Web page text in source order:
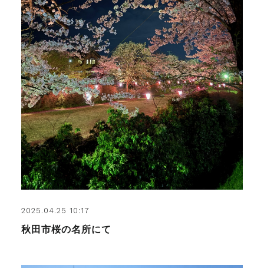
2025.04.25 10:17
秋田市桜の名所にて